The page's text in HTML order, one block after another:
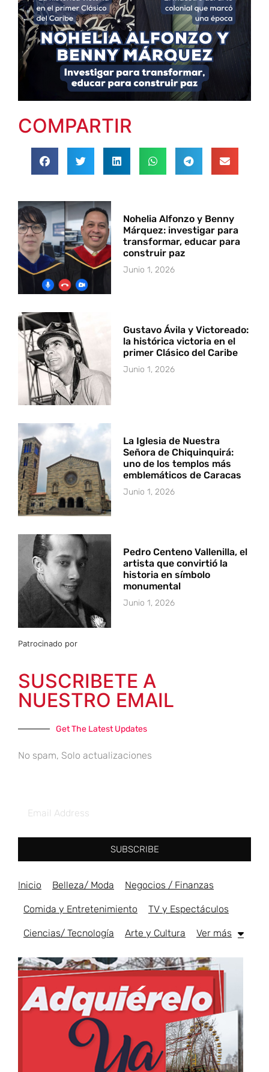
COMPARTIR
Nohelia Alfonzo y Benny
Márquez: investigar para
transformar, educar para
construir paz
Junio 1, 2026
Gustavo Ávila y Victoreado:
la histórica victoria en el
primer Clásico del Caribe
Junio 1, 2026
La Iglesia de Nuestra
Señora de Chiquinquirá:
uno de los templos más
emblemáticos de Caracas
Junio 1, 2026
Pedro Centeno Vallenilla, el
artista que convirtió la
historia en símbolo
monumental
Junio 1, 2026
Patrocinado por
SUSCRIBETE A
NUESTRO EMAIL
Get The Latest Updates
No spam, Solo actualizaciones
SUBSCRIBE
Inicio Belleza/ Moda Negocios / Finanzas
Comida y Entretenimiento TV y Espectáculos
Ciencias/ Tecnología Arte y Cultura Ver más